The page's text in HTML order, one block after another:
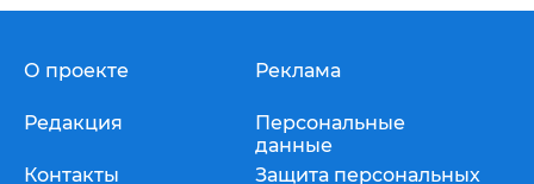
О проекте
Редакция
Контакты
Реклама
Персональные
данные
Защита персональных